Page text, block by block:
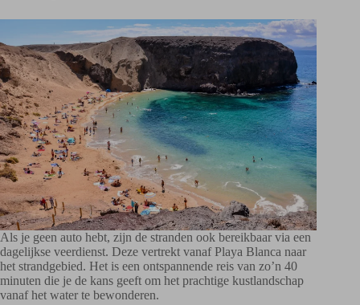
Als je geen auto hebt, zijn de stranden ook bereikbaar via een
dagelijkse veerdienst. Deze vertrekt vanaf Playa Blanca naar
het strandgebied. Het is een ontspannende reis van zo’n 40
minuten die je de kans geeft om het prachtige kustlandschap
vanaf het water te bewonderen.